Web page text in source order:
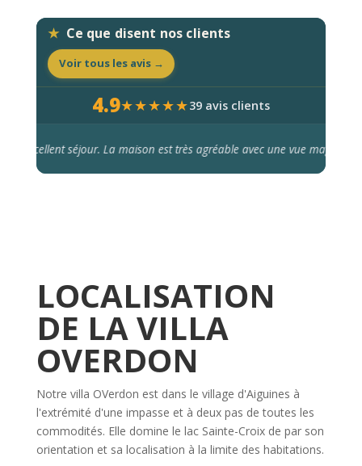
Ce que disent nos clients
Voir tous les avis →
4.9★★★★★39 avis clients
magnifique sur le lac. Le petit… »— Caroline Vérifié sur Airbnb
LOCALISATION
DE LA VILLA
OVERDON
Notre villa OVerdon est dans le village d'Aiguines à
l'extrémité d'une impasse et à deux pas de toutes les
commodités. Elle domine le lac Sainte-Croix de par son
orientation et sa localisation à la limite des habitations.